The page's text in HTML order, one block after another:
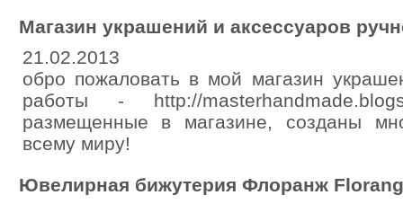
Магазин украшений и аксессуаров
21.02.2013
обро пожаловать в мой магазин
работы - http://
размещенные в магазине, созданы
всему миру!
Ювелирная бижутерия Флоранж